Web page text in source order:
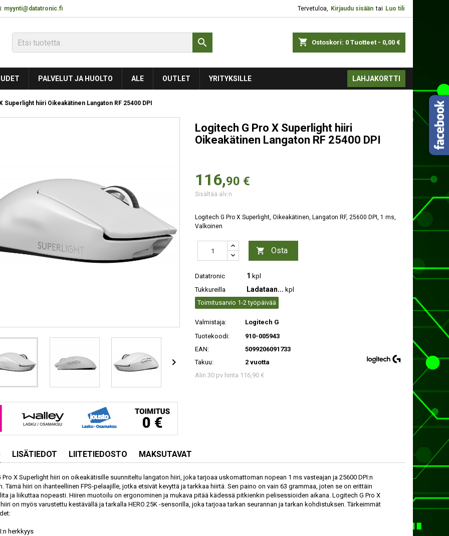
myynti@datatronic.fi Tervetuloa, Kirjaudu sisään tai Luo tili
shopping_cart Ostoskori: 0 Tuotteet - 0,00 €

PALVELUT JA HUOLTO ALE OUTLET YRITYKSILLE LAHJAKORTTI
Superlight hiiri Oikeakätinen Langaton RF 25400 DPI

Logitech G Pro X Superlight hiiri
Oikeakätinen Langaton RF 25400 DPI
116,90 €
Sisältää alv:n
Logitech G Pro X Superlight, Oikeakätinen, Langaton RF, 25600 DPI, 1 ms,
Valkoinen
 Osta
Datatronic 1 kpl
Tukkureilla
Ladataan... kpl
Toimitusarvio 1-2 työpäivää
Valmistaja:
Logitech G
Tuotekoodi:
910-005943
EAN:
5099206091733
Takuu:
2 vuotta
Alin 30 pv hinta 116,90 €
LISÄTIEDOT LIITETIEDOSTO MAKSUTAVAT
Pro X Superlight hiiri on oikeakätisille suunniteltu langaton hiiri, joka tarjoaa uskomattoman nopean 1 ms vasteajan ja 25600 DPI:n
Tämä hiiri on ihanteellinen FPS-pelaajille, jotka etsivät kevyttä ja tarkkaa hiirtä. Sen paino on vain 63 grammaa, joten se on erittäin
ja liikuttaa nopeasti. Hiiren muotoilu on ergonominen ja mukava pitää kädessä pitkienkin pelisessioiden aikana. Logitech G Pro X
on myös varustettu kestävällä ja tarkalla HERO 25K -sensorilla, joka tarjoaa tarkan seurannan ja tarkan kohdistuksen. Tärkeimmät
herkkyys